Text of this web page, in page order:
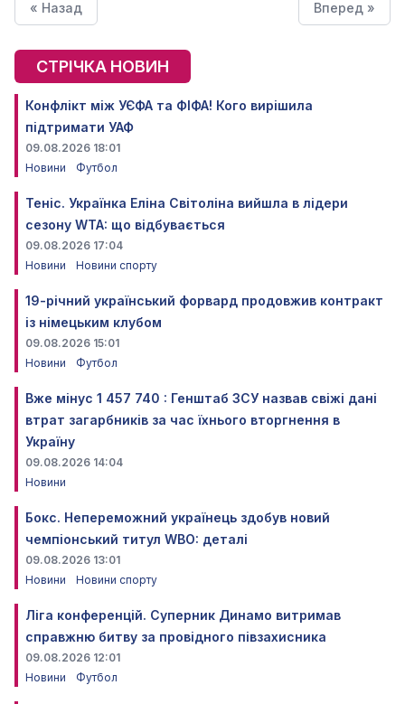
« Назад Вперед »
СТРІЧКА НОВИН
Конфлікт між УЄФА та ФІФА! Кого вирішила
підтримати УАФ
09.08.2026 18:01
Новини
Футбол
Теніс. Українка Еліна Світоліна вийшла в лідери
сезону WTA: що відбувається
09.08.2026 17:04
Новини
Новини спорту
19-річний український форвард продовжив контракт
із німецьким клубом
09.08.2026 15:01
Новини
Футбол
Вже мінус 1 457 740 : Генштаб ЗСУ назвав свіжі дані
втрат загарбників за час їхнього вторгнення в
Україну
09.08.2026 14:04
Новини
Бокс. Непереможний українець здобув новий
чемпіонський титул WBO: деталі
09.08.2026 13:01
Новини
Новини спорту
Ліга конференцій. Суперник Динамо витримав
справжню битву за провідного півзахисника
09.08.2026 12:01
Новини
Футбол